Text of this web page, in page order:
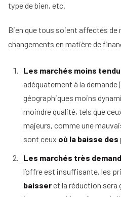
type de bien, etc.
Bien que tous soient affectés de
changements en matière de
Les marchés moins
adéquatement à la
géographiques moins
moindre qualité, tels que
majeurs, comme une
sont ceux où la baisse des
Les marchés très
l’offre est insuffisante, les
baisseret la réduction sera